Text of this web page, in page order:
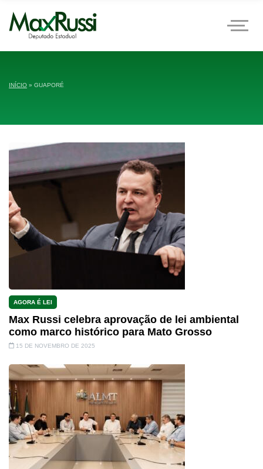
INÍCIO » GUAPORÉ
AGORA É LEI
Max Russi celebra aprovação de lei ambiental
como marco histórico para Mato Grosso
15 DE NOVEMBRO DE 2025